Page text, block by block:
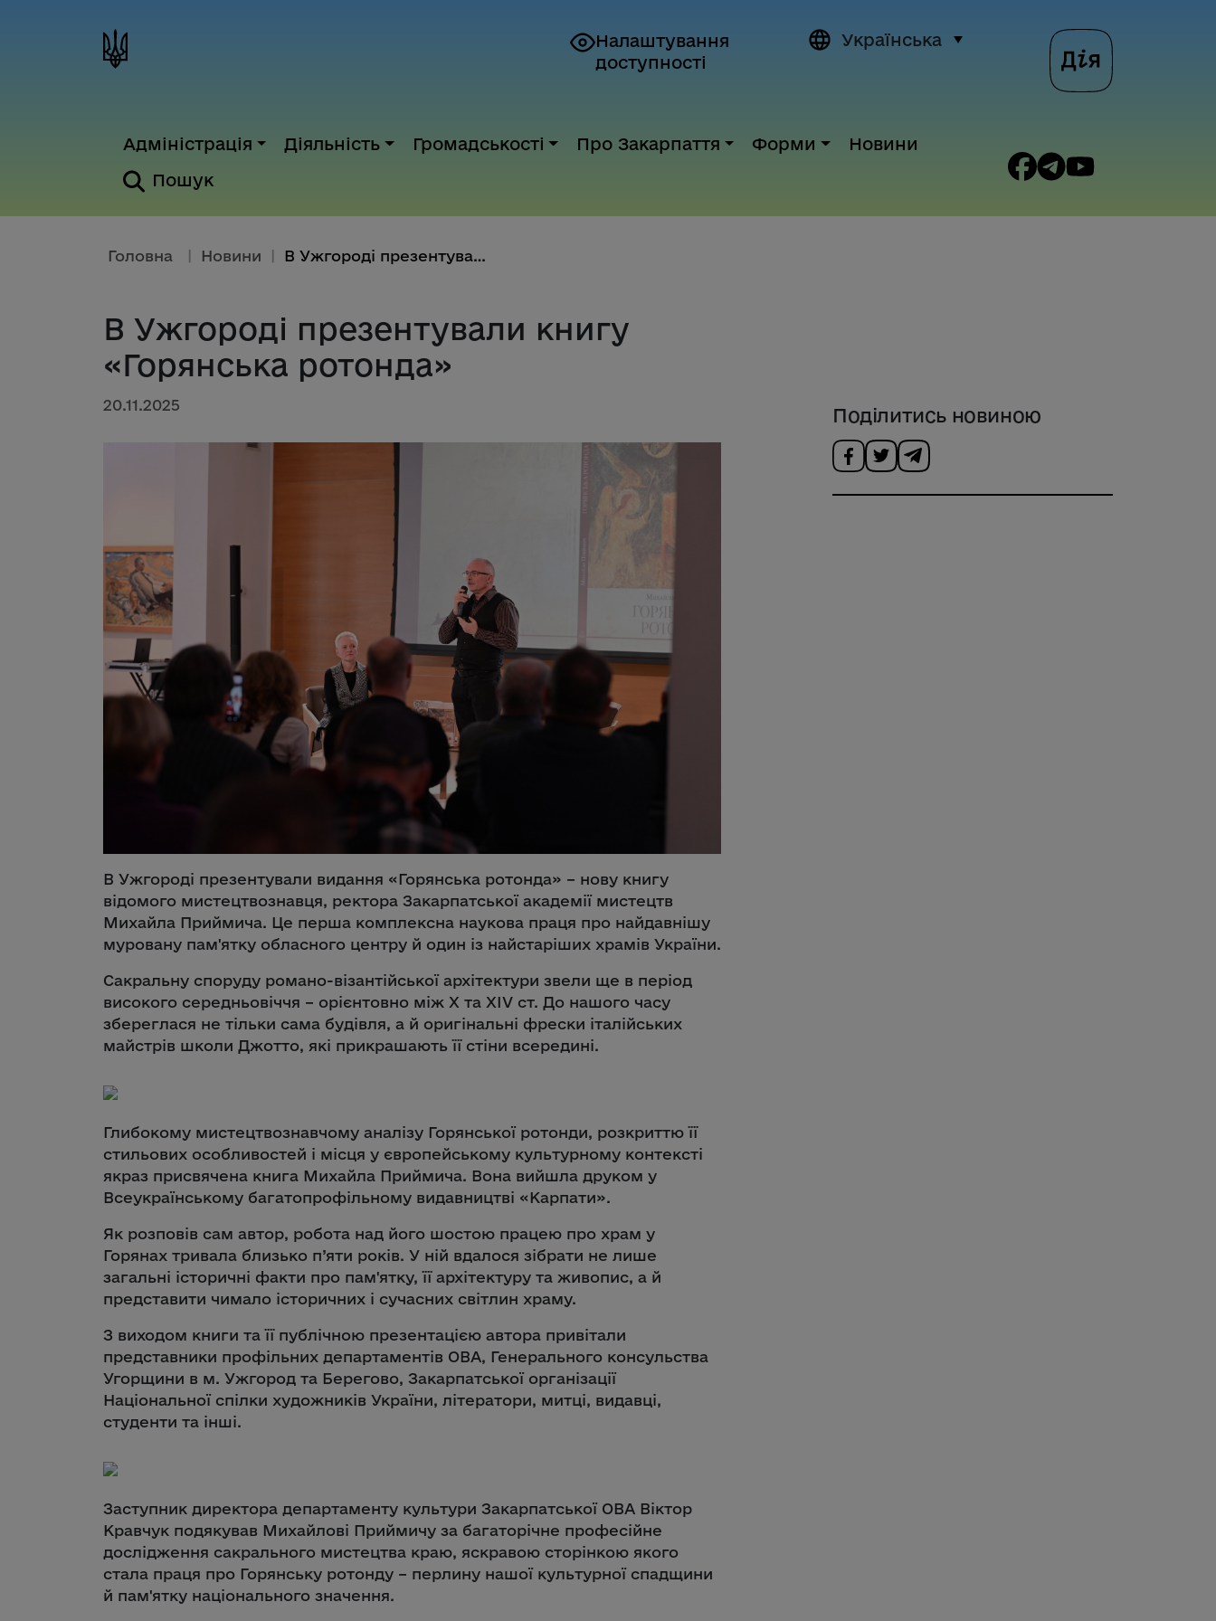
Налаштування
доступності
Українська
Адміністрація Діяльність Громадськості Про Закарпаття Форми
Новини
Пошук
Головна Новини В Ужгороді презентували книгу ...
В Ужгороді презентували книгу
«Горянська ротонда»
20.11.2025
В Ужгороді презентували видання «Горянська ротонда» – нову книгу
відомого мистецтвознавця, ректора Закарпатської академії мистецтв
Михайла Приймича. Це перша комплексна наукова праця про найдавнішу
муровану пам'ятку обласного центру й один із найстаріших храмів України.
Сакральну споруду романо-візантійської архітектури звели ще в період
високого середньовіччя – орієнтовно між Х та ХІV ст. До нашого часу
збереглася не тільки сама будівля, а й оригінальні фрески італійських
майстрів школи Джотто, які прикрашають її стіни всередині.
Глибокому мистецтвознавчому аналізу Горянської ротонди, розкриттю її
стильових особливостей і місця у європейському культурному контексті
якраз присвячена книга Михайла Приймича. Вона вийшла друком у
Всеукраїнському багатопрофільному видавництві «Карпати».
Як розповів сам автор, робота над його шостою працею про храм у
Горянах тривала близько п’яти років. У ній вдалося зібрати не лише
загальні історичні факти про пам'ятку, її архітектуру та живопис, а й
представити чимало історичних і сучасних світлин храму.
З виходом книги та її публічною презентацією автора привітали
представники профільних департаментів ОВА, Генерального консульства
Угорщини в м. Ужгород та Берегово, Закарпатської організації
Національної спілки художників України, літератори, митці, видавці,
студенти та інші.
Заступник директора департаменту культури Закарпатської ОВА Віктор
Кравчук подякував Михайлові Приймичу за багаторічне професійне
дослідження сакрального мистецтва краю, яскравою сторінкою якого
стала праця про Горянську ротонду – перлину нашої культурної спадщини
й пам'ятку національного значення.
Поділитись новиною